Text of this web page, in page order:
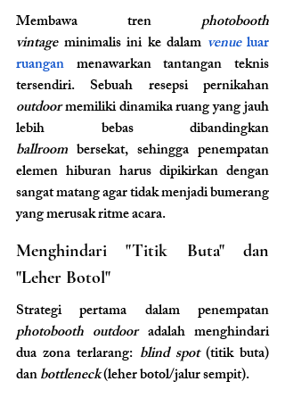
Membawa tren photobooth
vintage minimalis ini ke dalam venue luar
ruangan menawarkan tantangan teknis
outdoor memiliki dinamika ruang yang jauh
ballroom bersekat, sehingga penempatan
elemen hiburan harus dipikirkan dengan
sangat matang agar tidak menjadi bumerang
yang merusak ritme acara.
Menghindari "Titik Buta" dan
"Leher Botol"
photobooth outdoor adalah menghindari
dua zona terlarang: blind spot (titik buta)
dan bottleneck (leher botol/jalur sempit).